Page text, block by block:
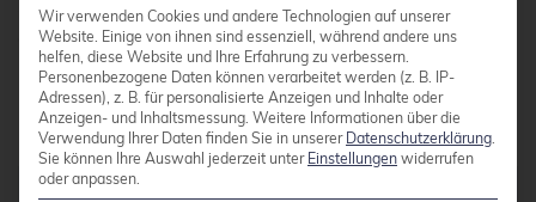
einfaches Beispiel anhand einer Preistabelle mit
Netto und Bruttopreisen illustriert die neue
Funktionalität:
Wir verwenden Cookies und andere Technologien auf unserer
Website. Einige von ihnen sind essenziell, während andere uns
helfen, diese Website und Ihre Erfahrung zu verbessern.
Personenbezogene Daten können verarbeitet werden (z. B. IP-
Adressen), z. B. für personalisierte Anzeigen und Inhalte oder
Anzeigen- und Inhaltsmessung. Weitere Informationen über die
Verwendung Ihrer Daten finden Sie in unserer Datenschutzerklärung
Sie können Ihre Auswahl jederzeit unter Einstellungen widerrufen
oder anpassen.